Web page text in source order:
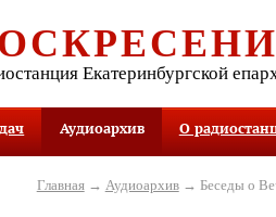
Екатеринбургской
Аудиоархив О
Главная→ Аудиоархив→ Беседы о